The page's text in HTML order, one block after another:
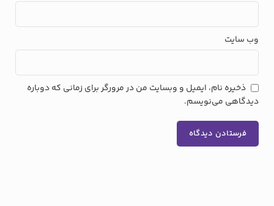
وب‌ سایت
ذخیره نام، ایمیل و وبسایت من در مرورگر برای زمانی که دوباره
دیدگاهی می‌نویسم.